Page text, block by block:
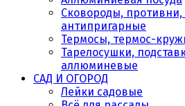
Сковороды,
антипригарные
Термосы, термос-
Тарелосушки,
аллюминевые
САД И ОГОРОД
Лейки садовые